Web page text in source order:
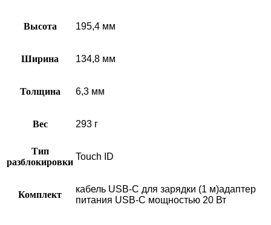
Высота 195,4 мм
Ширина 134,8 мм
Толщина 6,3 мм
Вес 293 г
Тип
разблокировки
Touch ID
Комплект
кабель USB‑C для зарядки (1 м)адаптер
питания USB‑C мощностью 20 Вт